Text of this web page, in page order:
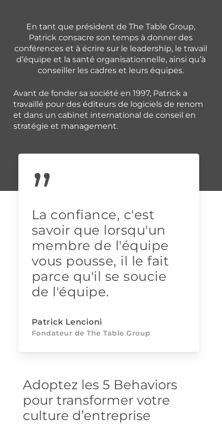
En tant que président de The Table Group,
Patrick consacre son temps à donner des
conférences et à écrire sur le leadership, le travail
d’équipe et la santé organisationnelle, ainsi qu’à
conseiller les cadres et leurs équipes.
Avant de fonder sa société en 1997, Patrick a
travaillé pour des éditeurs de logiciels de renom
et dans un cabinet international de conseil en
stratégie et management.
”
La confiance, c'est
savoir que lorsqu'un
membre de l'équipe
vous pousse, il le fait
parce qu'il se soucie
de l'équipe.
Patrick Lencioni
Fondateur de The Table Group
Adoptez les 5 Behaviors
pour transformer votre
culture d’entreprise